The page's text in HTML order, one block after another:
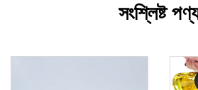
সংশ্লিষ্ট